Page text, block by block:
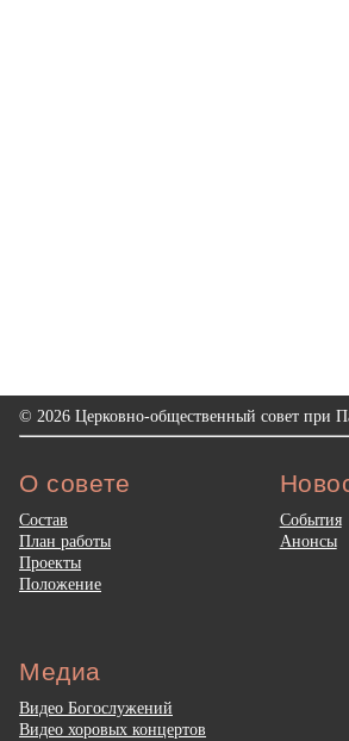
© 2026 Церковно-общественный совет при
О совете
Состав
План работы
Проекты
Положение
События
Анонсы
Медиа
Видео Богослужений
Видео хоровых концертов